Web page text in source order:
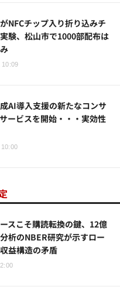
NFCチップ入り折り込みチ
験、松山市で1000部配布は
10:09
AI導入支援の新たなコンサ
ービスを開始・・・実効性
10:00
スこそ購読転換の鍵、12億
析のNBER研究が示すロー
益構造の矛盾